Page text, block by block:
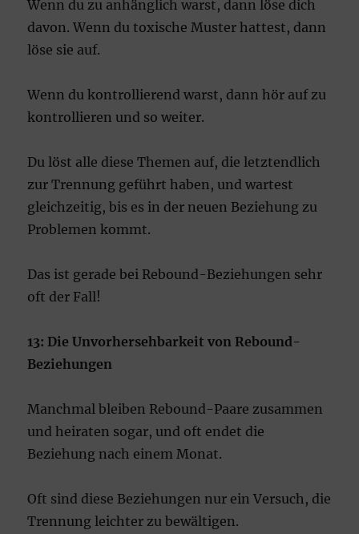
Wenn du zu anhänglich warst, dann löse dich
davon. Wenn du toxische Muster hattest, dann
löse sie auf.
Wenn du kontrollierend warst, dann hör auf zu
kontrollieren und so weiter.
Du löst alle diese Themen auf, die letztendlich
zur Trennung geführt haben, und wartest
gleichzeitig, bis es in der neuen Beziehung zu
Problemen kommt.
Das ist gerade bei Rebound-Beziehungen sehr
oft der Fall!
13: Die Unvorhersehbarkeit von Rebound-
Beziehungen
Manchmal bleiben Rebound-Paare zusammen
und heiraten sogar, und oft endet die
Beziehung nach einem Monat.
Oft sind diese Beziehungen nur ein Versuch, die
Trennung leichter zu bewältigen.